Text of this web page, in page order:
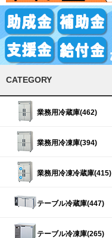
CATEGORY
業務用冷蔵庫(462)
業務用冷凍庫(394)
業務用冷凍冷蔵庫(415)
テーブル冷蔵庫(447)
テーブル冷凍庫(265)